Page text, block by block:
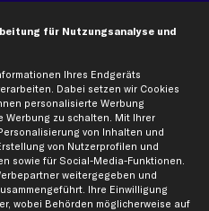
für Nutzungsanalyse und
Ihres Endgeräts
Dabei setzen wir Cookies
personalisierte Werbung
zu schalten. Mit Ihrer
von Inhalten und
von Nutzerprofilen und
sowie für Social-Media-Funktionen.
weitergegeben und
Ihre Einwilligung
wobei Behörden möglicherweise auf